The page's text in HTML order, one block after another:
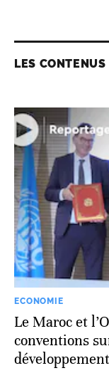
LES CONTENUS
ECONOMIE
Le Maroc et
conventions